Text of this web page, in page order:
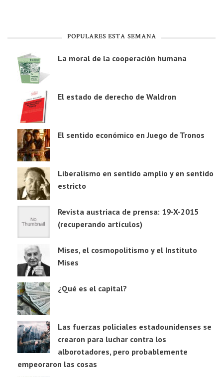
POPULARES ESTA SEMANA
La moral de la cooperación humana
El estado de derecho de Waldron
El sentido económico en Juego de Tronos
Liberalismo en sentido amplio y en sentido
estricto
Revista austriaca de prensa: 19-X-2015
(recuperando artículos)
Mises, el cosmopolitismo y el Instituto
Mises
¿Qué es el capital?
Las fuerzas policiales estadounidenses se
crearon para luchar contra los
alborotadores, pero probablemente
empeoraron las cosas